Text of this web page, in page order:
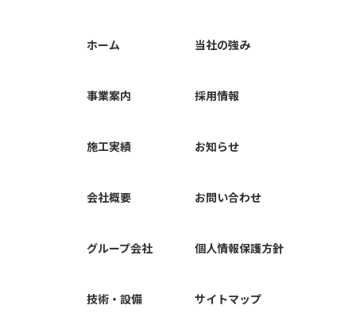
ホーム
事業案内
施工実績
会社概要
グループ会社
技術・設備
当社の強み
採用情報
お知らせ
お問い合わせ
個人情報保護方針
サイトマップ